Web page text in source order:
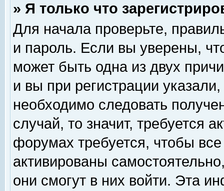
» Я только что
Для начала проверьте,
и пароль. Если вы уверены,
может быть одна из двух
и вы при регистрации
необходимо следовать
случай, то значит, требуется
форумах требуется, чтобы
активированы
они смогут в них войти. Эта